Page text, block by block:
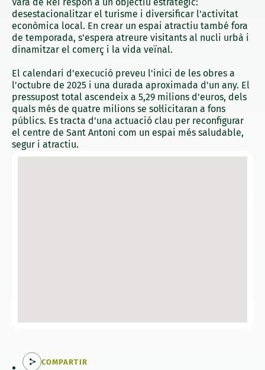
desestacionalitzar el turisme i diversificar l'activitat
econòmica local. En crear un espai atractiu també fora
de temporada, s'espera atreure visitants al nucli urbà i
dinamitzar el comerç i la vida veïnal.
El calendari d'execució preveu l'inici de les obres a
l'octubre de 2025 i una durada aproximada d'un any. El
pressupost total ascendeix a 5,29 milions d'euros, dels
quals més de quatre milions se sol·licitaran a fons
públics. Es tracta d'una actuació clau per reconfigurar
el centre de Sant Antoni com un espai més saludable,
segur i atractiu.
COMPARTIR